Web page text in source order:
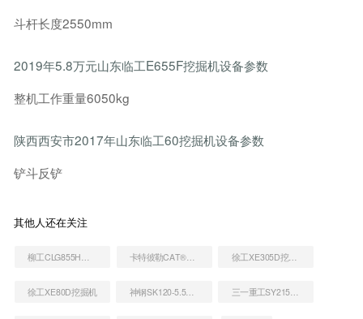
斗杆长度2550mm
2019年5.8万元山东临工E655F挖掘机设备参数
整机工作重量6050kg
陕西西安市2017年山东临工60挖掘机设备参数
铲斗反铲
其他人还在关注
徐工XE305D挖掘机
徐工XE80D挖掘机 神钢SK120-5.5挖掘机 三一重工SY215C挖掘机